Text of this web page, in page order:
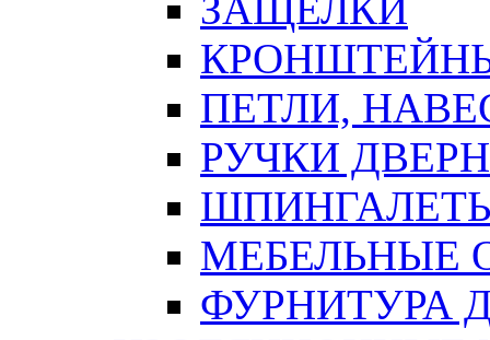
ЗАЩЕЛКИ
ПЕТЛИ,
РУЧКИ
МЕБЕЛЬНЫЕ
ФУРНИТУРА